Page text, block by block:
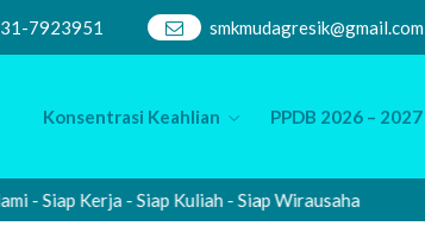
7923951 smkmudagresik@gmail.com
Konsentrasi Keahlian PPDB 2026 – 2027
Siap Kerja - Siap Kuliah - Siap Wirausaha